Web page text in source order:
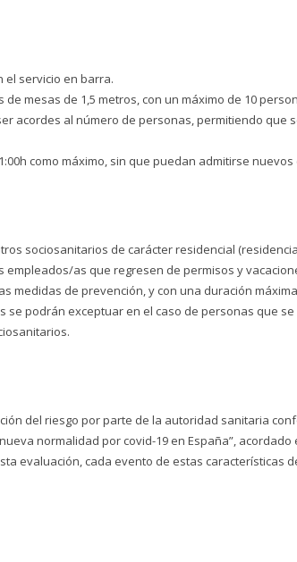
el servicio en barra.
mesas de 1,5 metros, con un máximo de 10
acordes al número de personas, permitiendo que
como máximo, sin que puedan admitirse nuevos
sociosanitarios de carácter residencial
as que regresen de permisos y
medidas de prevención, y con una duración
se podrán exceptuar en el caso de personas que
del riesgo por parte de la autoridad sanitaria
normalidad por covid-19 en España”, acordado
evaluación, cada evento de estas características